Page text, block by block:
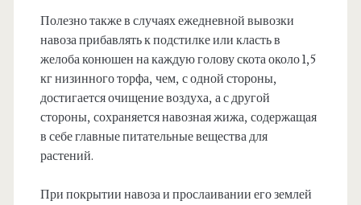
Полезно также в случаях ежедневной вывозки
навоза прибавлять к подстилке или класть в
желоба конюшен на каждую голову скота около 1,5
кг низинного торфа, чем, с одной стороны,
достигается очищение воздуха, а с другой
стороны, сохраняется навозная жижа, содержащая
в себе главные питательные вещества для
растений.
При покрытии навоза и прослаивании его землей